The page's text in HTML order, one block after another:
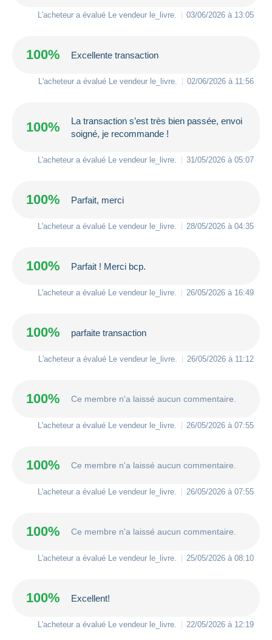
L'acheteur a évalué Le vendeur le_livre. 03/06/2026 à 13:05
100% Excellente transaction
L'acheteur a évalué Le vendeur le_livre. 02/06/2026 à 11:56
100%
La transaction s’est très bien passée, envoi
soigné, je recommande !
L'acheteur a évalué Le vendeur le_livre. 31/05/2026 à 05:07
100% Parfait, merci
L'acheteur a évalué Le vendeur le_livre. 28/05/2026 à 04:35
100% Parfait ! Merci bcp.
L'acheteur a évalué Le vendeur le_livre. 26/05/2026 à 16:49
100% parfaite transaction
L'acheteur a évalué Le vendeur le_livre. 26/05/2026 à 11:12
100% Ce membre n'a laissé aucun commentaire.
L'acheteur a évalué Le vendeur le_livre. 26/05/2026 à 07:55
100% Ce membre n'a laissé aucun commentaire.
L'acheteur a évalué Le vendeur le_livre. 26/05/2026 à 07:55
100% Ce membre n'a laissé aucun commentaire.
L'acheteur a évalué Le vendeur le_livre. 25/05/2026 à 08:10
100% Excellent!
L'acheteur a évalué Le vendeur le_livre. 22/05/2026 à 12:19